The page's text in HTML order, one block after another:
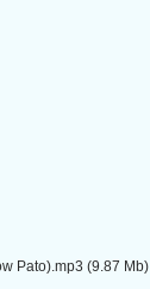
Pato).mp3 (9.87 Mb)